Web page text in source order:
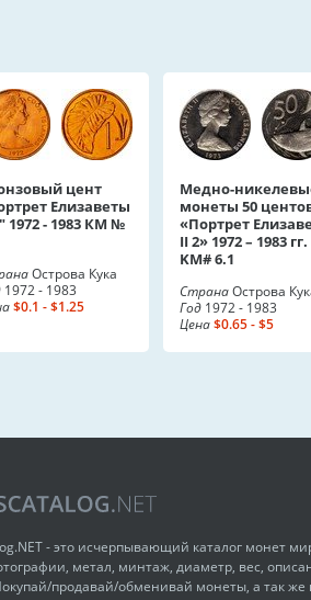
цент
Елизаветы
1972 - 1983 КМ №
Острова Кука
1972 - 1983
$0.1 - $1.25
Медно-
монеты 50
«Портрет
II 2» 1972 – 1983 гг.
KM# 6.1
СтранаОстрова
Год 1972 - 1983
Цена$0.65 - $5
- это исчерпывающий каталог монет
метал, минтаж, диаметр, вес,
продавай/обменивай монеты, а так